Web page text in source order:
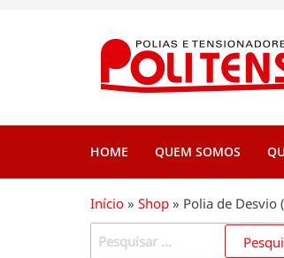
HOME QUEM SOMOS
Início » Shop » Polia de Desvio
Pesquisar
por: